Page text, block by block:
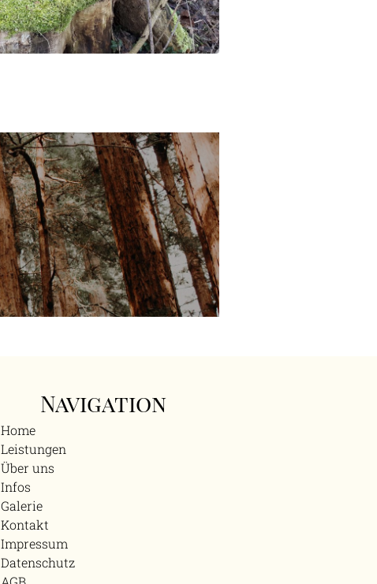
Navigation
Home
Leistungen
Über uns
Infos
Galerie
Kontakt
Impressum
Datenschutz